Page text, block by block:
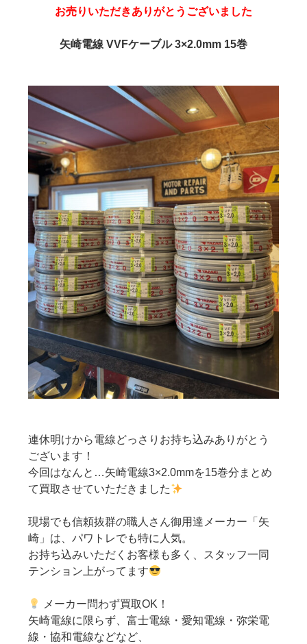
半端電線(40)
CVTケーブル(8)
同軸ケーブル
エコケーブル(3)
お売りいただきありがとうございました
矢崎電線 VVFケーブル 3×2.0mm 15巻
連休明けから電線どっさりお持ち込みありがとう
ございます！
今回はなんと…矢崎電線3×2.0mmを15巻分まとめ
て買取させていただきました
現場でも信頼抜群の職人さん御用達メーカー「矢
崎」は、パワトレでも特に人気。
お持ち込みいただくお客様も多く、スタッフ一同
テンション上がってます
メーカー問わず買取OK！
矢崎電線に限らず、富士電線・愛知電線・弥栄電
線・協和電線などなど、